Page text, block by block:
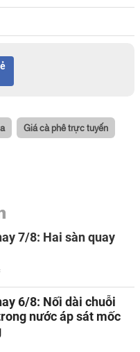
Giá cà phê trực tuyến
7/8: Hai sàn quay
6/8: Nối dài chuỗi
nước áp sát mốc